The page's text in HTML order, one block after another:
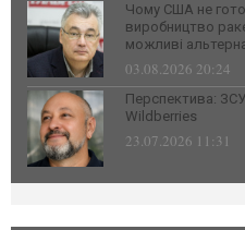
Чому США не
виробництво
можливі
03.08.2026 20:24
Перспектива:
Wildberries
23.07.2026 11:31